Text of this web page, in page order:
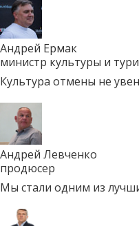
Андрей Ермак
министр культуры и
Культура отмены не
Андрей Левченко
продюсер
Мы стали одним из